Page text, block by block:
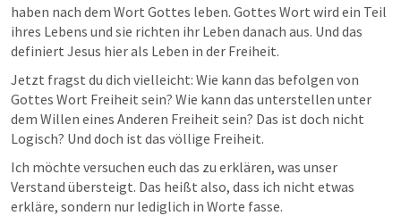
haben nach dem Wort Gottes leben. Gottes Wort wird ein Teil
ihres Lebens und sie richten ihr Leben danach aus. Und das
definiert Jesus hier als Leben in der Freiheit.
Jetzt fragst du dich vielleicht: Wie kann das befolgen von
Gottes Wort Freiheit sein? Wie kann das unterstellen unter
dem Willen eines Anderen Freiheit sein? Das ist doch nicht
Logisch? Und doch ist das völlige Freiheit.
Ich möchte versuchen euch das zu erklären, was unser
Verstand übersteigt. Das heißt also, dass ich nicht etwas
erkläre, sondern nur lediglich in Worte fasse.